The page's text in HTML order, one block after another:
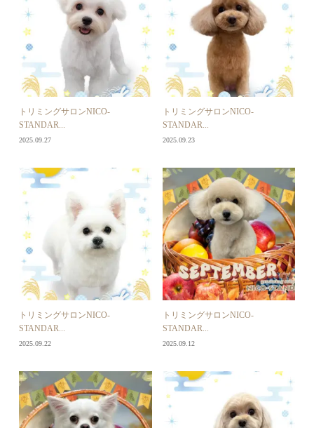
トリミングサロンNICO-
STANDAR...
2025.09.27
トリミングサロンNICO-
STANDAR...
2025.09.23
トリミングサロンNICO-
STANDAR...
2025.09.22
トリミングサロンNICO-
STANDAR...
2025.09.12